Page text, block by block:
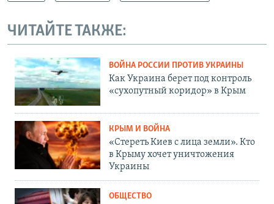
ЧИТАЙТЕ ТАКЖЕ:
ВОЙНА РОССИИ ПРОТИВ УКРАИНЫ
Как Украина берет под контроль
«сухопутный коридор» в Крым
КРЫМ И ВОЙНА
«Стереть Киев с лица земли». Кто
в Крыму хочет уничтожения
Украины
ОБЩЕСТВО